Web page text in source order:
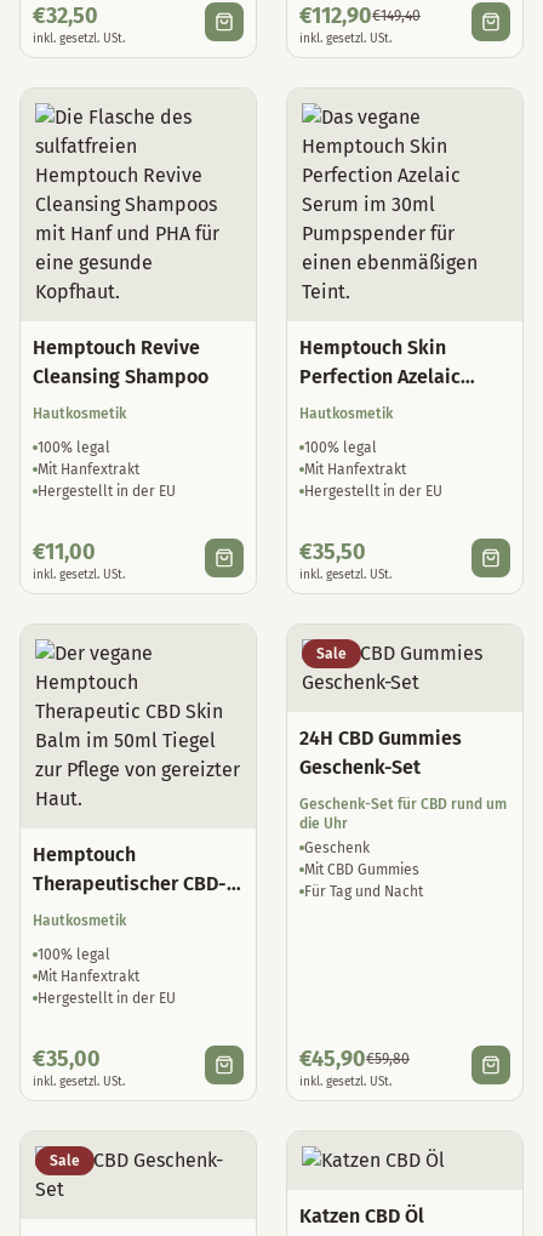
€32,50
inkl. gesetzl. USt.
€112,90€149,40
inkl. gesetzl. USt.
Hemptouch Revive
Cleansing Shampoo
Hautkosmetik
100% legal
Mit Hanfextrakt
Hergestellt in der EU
€11,00
inkl. gesetzl. USt.
Hemptouch Skin
Perfection Azelaic
Serum
Hautkosmetik
100% legal
Mit Hanfextrakt
Hergestellt in der EU
€35,50
inkl. gesetzl. USt.
Hemptouch
Therapeutischer CBD-
Hautbalsam
Hautkosmetik
100% legal
Mit Hanfextrakt
Hergestellt in der EU
€35,00
inkl. gesetzl. USt.
Sale
24H CBD Gummies
Geschenk-Set
Geschenk-Set für CBD rund um
die Uhr
Geschenk
Mit CBD Gummies
Für Tag und Nacht
€45,90€59,80
inkl. gesetzl. USt.
Sale
Katzen CBD Öl